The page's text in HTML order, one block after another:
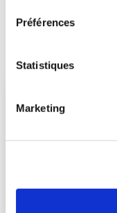
Préférences
Statistiques
Marketing
Découvrir l'actualité